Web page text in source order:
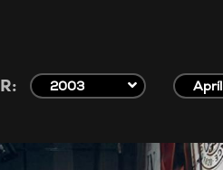
2003 Apríl